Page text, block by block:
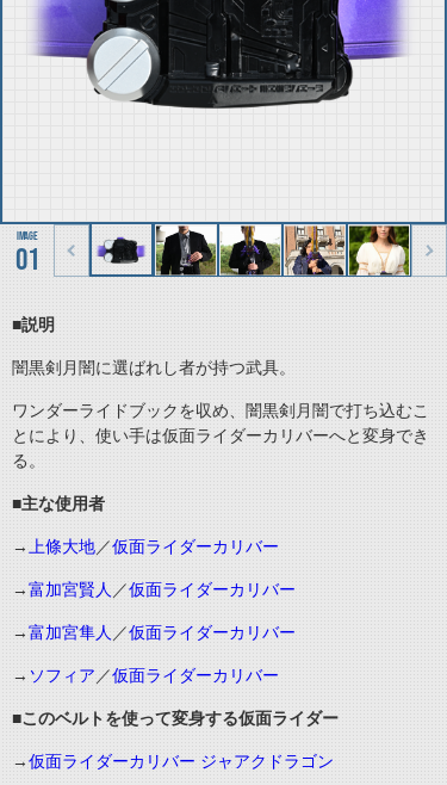
01
■説明
闇黒剣月闇に選ばれし者が持つ武具。
ワンダーライドブックを収め、闇黒剣月闇で打ち込むこ
とにより、使い手は仮面ライダーカリバーへと変身でき
る。
■主な使用者
→ 上條大地／仮面ライダーカリバー
→富加宮賢人 ／仮面ライダーカリバー
→富加宮隼人 ／仮面ライダーカリバー
→ ソフィア ／仮面ライダーカリバー
■このベルトを使って変身する仮面ライダー
→仮面ライダーカリバー ジャアクドラゴン